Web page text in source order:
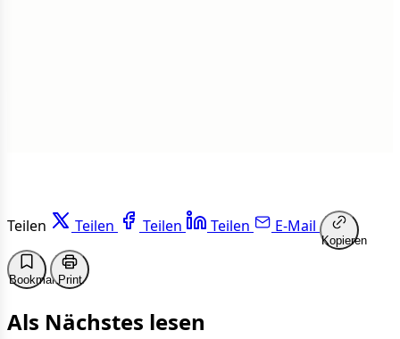
Teilen Teilen Teilen Teilen E-Mail
Kopieren
BookmarkPrint
Als Nächstes lesen